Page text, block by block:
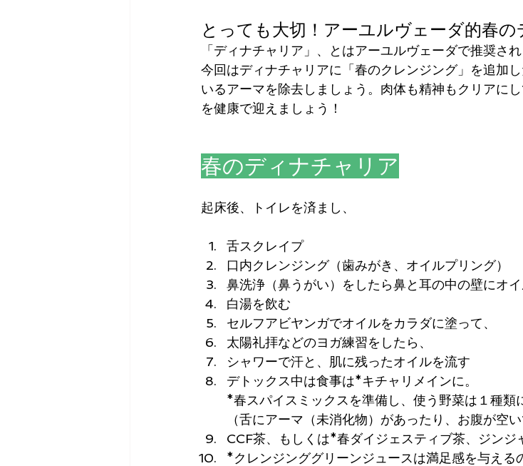
とっても大切！アーユルヴェーダ的春
「ディナチャリア」、とはアーユルヴェーダで推奨さ
今回はディナチャリアに「春のクレンジング」を追加
いるアーマを除去しましょう。肉体も精神もクリアに
を健康で迎えましょう！
春のディナチャリア
起床後、トイレを済まし、
舌スクレイプ
口内クレンジング（歯みがき、オイルプリング）
鼻洗浄（鼻うがい）をしたら鼻と耳の中の壁にオイ
白湯を飲む
セルフアビヤンガでオイルをカラダに塗って、
太陽礼拝などのヨガ練習をしたら、
シャワーで汗と、肌に残ったオイルを流す
デトックス中は食事は*キチャリメインに。
*春スパイスミックスを準備し、使う野菜は１種類
（舌にアーマ（未消化物）があったり、お腹が空
CCF茶、もしくは*春ダイジェスティブ茶、ジンジ
*クレンジンググリーンジュースは満足感を与える